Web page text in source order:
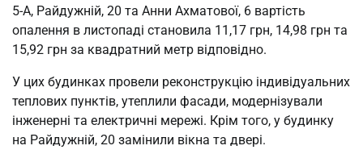
5-А, Райдужній, 20 та Анни Ахматової, 6 вартість
опалення в листопаді становила 11,17 грн, 14,98 грн та
15,92 грн за квадратний метр відповідно.
У цих будинках провели реконструкцію індивідуальних
теплових пунктів, утеплили фасади, модернізували
інженерні та електричні мережі. Крім того, у будинку
на Райдужній, 20 замінили вікна та двері.